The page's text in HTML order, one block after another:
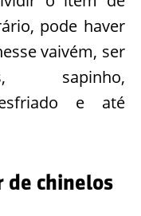
pode haver
vaivém, ser
sapinho,
e até
de chinelos